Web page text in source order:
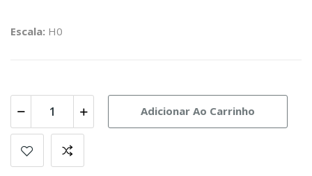
Escala: H0
Adicionar Ao Carrinho